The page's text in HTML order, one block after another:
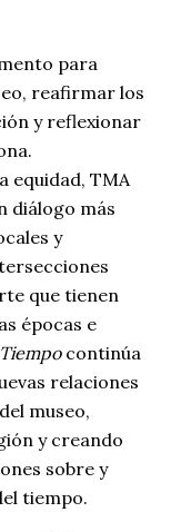
para
reafirmar los
y reflexionar
equidad, TMA
diálogo más
y
que tienen
épocas e
continúa
relaciones
museo,
y creando
sobre y
tiempo.